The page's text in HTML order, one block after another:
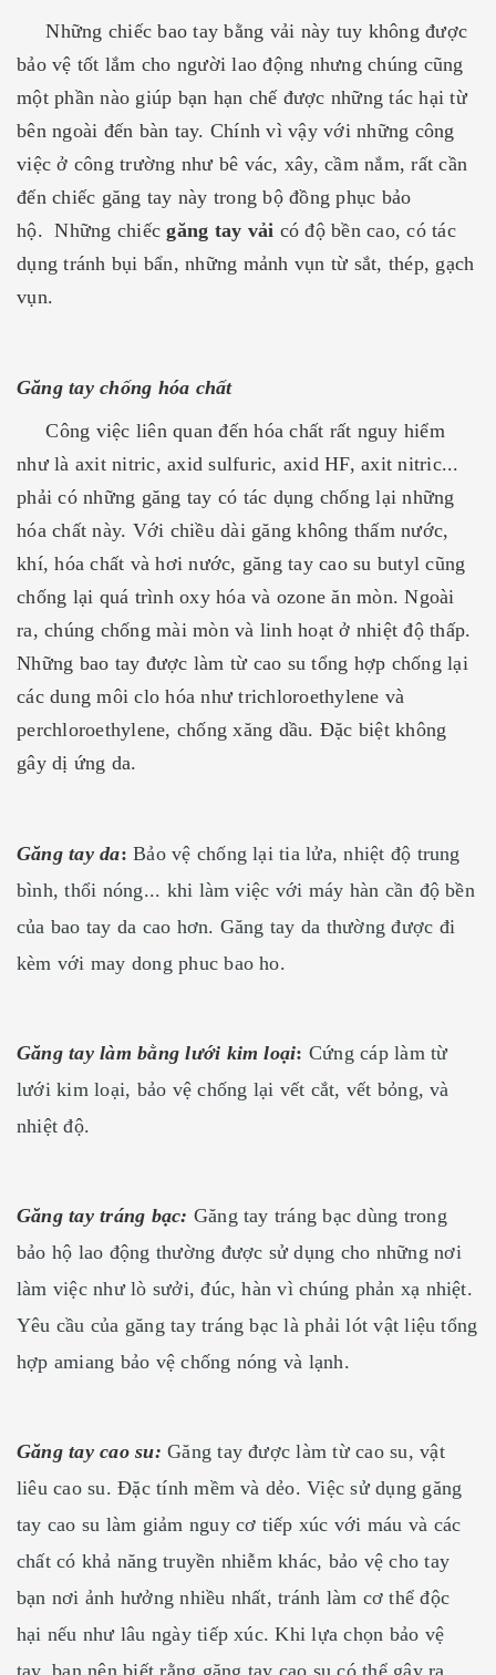
Những chiếc bao tay bằng vải này tuy không được
bảo vệ tốt lắm cho người lao động nhưng chúng cũng
một phần nào giúp bạn hạn chế được những tác hại từ
bên ngoài đến bàn tay. Chính vì vậy với những công
việc ở công trường như bê vác, xây, cầm nắm, rất cần
đến chiếc găng tay này trong bộ đồng phục bảo
hộ. Những chiếcgăng tay vải có độ bền cao, có tác
dụng tránh bụi bẩn, những mảnh vụn từ sắt, thép, gạch
vụn.
Găng tay chống hóa chất
Công việc liên quan đến hóa chất rất nguy hiểm
như là axit nitric, axid sulfuric, axid HF, axit nitric...
phải có những găng tay có tác dụng chống lại những
hóa chất này. Với chiều dài găng không thấm nước,
khí, hóa chất và hơi nước, găng tay cao su butyl cũng
chống lại quá trình oxy hóa và ozone ăn mòn. Ngoài
ra, chúng chống mài mòn và linh hoạt ở nhiệt độ thấp.
Những bao tay được làm từ cao su tổng hợp chống lại
các dung môi clo hóa như trichloroethylene và
perchloroethylene, chống xăng dầu. Đặc biệt không
gây dị ứng da.
Găng tay da:Bảo vệ chống lại tia lửa, nhiệt độ trung
bình, thổi nóng... khi làm việc với máy hàn cần độ bền
của bao tay da cao hơn. Găng tay da thường được đi
kèm với may dong phuc bao ho.
Găng tay làm bằng lưới kim loại: Cứng cáp làm từ
lưới kim loại, bảo vệ chống lại vết cắt, vết bỏng, và
nhiệt độ.
Găng tay tráng bạc: Găng tay tráng bạc dùng trong
bảo hộ lao động thường được sử dụng cho những nơi
làm việc như lò sưởi, đúc, hàn vì chúng phản xạ nhiệt.
Yêu cầu của găng tay tráng bạc là phải lót vật liệu tổng
hợp amiang bảo vệ chống nóng và lạnh.
Găng tay cao su: Găng tay được làm từ cao su, vật
liêu cao su. Đặc tính mềm và dẻo. Việc sử dụng găng
tay cao su làm giảm nguy cơ tiếp xúc với máu và các
chất có khả năng truyền nhiễm khác, bảo vệ cho tay
bạn nơi ảnh hưởng nhiều nhất, tránh làm cơ thể độc
hại nếu như lâu ngày tiếp xúc. Khi lựa chọn bảo vệ
tay, bạn nên biết rằng găng tay cao su có thể gây ra